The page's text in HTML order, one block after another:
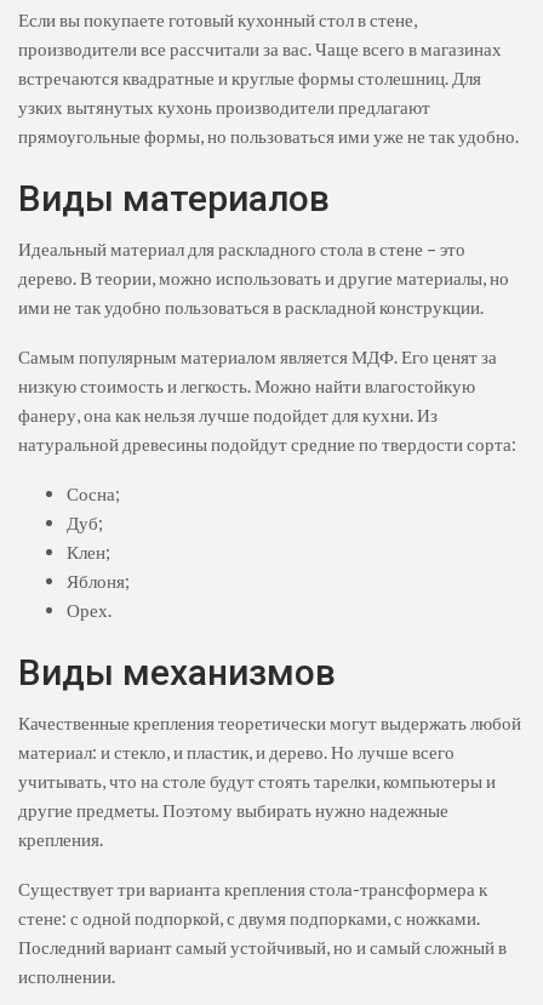
Если вы покупаете готовый кухонный стол в стене,
производители все рассчитали за вас. Чаще всего в магазинах
встречаются квадратные и круглые формы столешниц. Для
узких вытянутых кухонь производители предлагают
прямоугольные формы, но пользоваться ими уже не так удобно.
Виды материалов
Идеальный материал для раскладного стола в стене – это
дерево. В теории, можно использовать и другие материалы, но
ими не так удобно пользоваться в раскладной конструкции.
Самым популярным материалом является МДФ. Его ценят за
низкую стоимость и легкость. Можно найти влагостойкую
фанеру, она как нельзя лучше подойдет для кухни. Из
натуральной древесины подойдут средние по твердости сорта:
Сосна;
Дуб;
Клен;
Яблоня;
Орех.
Виды механизмов
Качественные крепления теоретически могут выдержать любой
материал: и стекло, и пластик, и дерево. Но лучше всего
учитывать, что на столе будут стоять тарелки, компьютеры и
другие предметы. Поэтому выбирать нужно надежные
крепления.
Существует три варианта крепления стола-трансформера к
стене: с одной подпоркой, с двумя подпорками, с ножками.
Последний вариант самый устойчивый, но и самый сложный в
исполнении.